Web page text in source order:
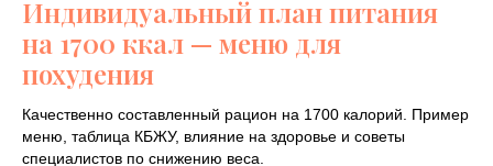
Индивидуальный план питания
на 1700 ккал — меню для
похудения
Качественно составленный рацион на 1700 калорий. Пример
меню, таблица КБЖУ, влияние на здоровье и советы
специалистов по снижению веса.